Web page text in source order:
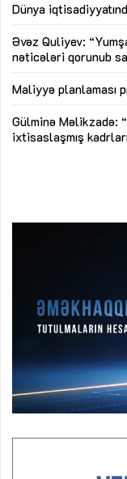
Dünya
Əvəz Quliyev:
nəticələri qorunub
Maliyyə planlaması
Gülminə Məlikzadə:
ixtisaslaşmış